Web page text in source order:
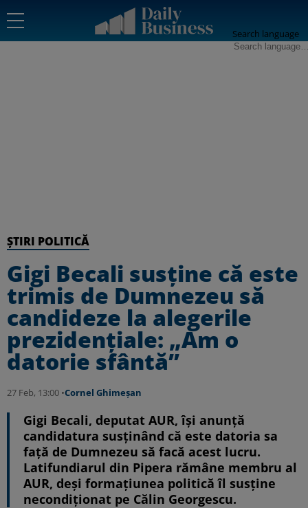
Search language
ȘTIRI POLITICĂ
Gigi Becali susține că este
trimis de Dumnezeu să
candideze la alegerile
prezidențiale: „Am o
datorie sfântă”
27 Feb, 13:00 •Cornel Ghimeșan
Gigi Becali, deputat AUR, își anunță
candidatura susținând că este datoria sa
față de Dumnezeu să facă acest lucru.
Latifundiarul din Pipera rămâne membru al
AUR, deși formațiunea politică îl susține
necondiționat pe Călin Georgescu.